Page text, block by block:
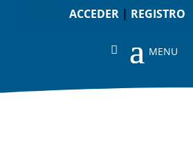
ACCEDER| REGISTRO